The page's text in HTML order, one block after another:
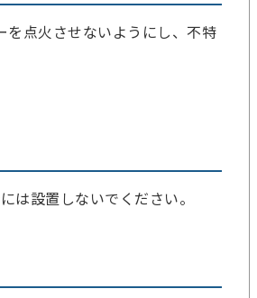
を点火させないようにし、不特
は設置しないでください。